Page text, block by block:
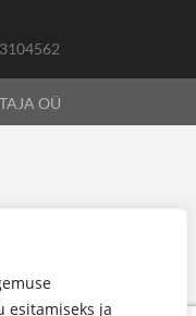
esitamiseks ja
OÜ